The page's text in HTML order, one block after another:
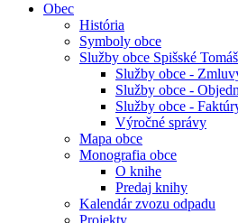
Obec
História
Symboly obce
Služby obce Spišské
Služby obce -
Služby obce -
Služby obce -
Výročné správy
Mapa obce
Monografia obce
O knihe
Predaj knihy
Kalendár zvozu odpadu
Projekty